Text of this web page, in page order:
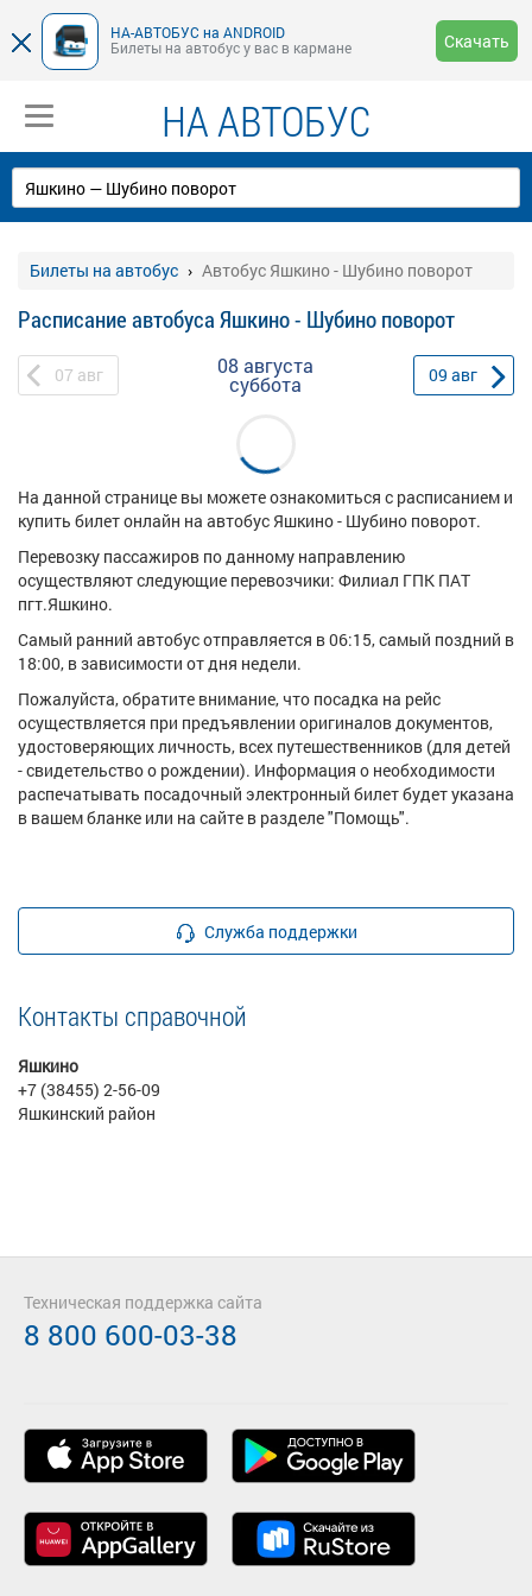
НА-АВТОБУС на ANDROID
Билеты на автобус у вас в кармане
Скачать
НА АВТОБУС
Билеты на автобус Автобус Яшкино - Шубино поворот
Расписание автобуса Яшкино - Шубино поворот
07 авг 08 августа
суббота 09 авг
На данной странице вы можете ознакомиться с расписанием и
купить билет онлайн на автобус Яшкино - Шубино поворот.
Перевозку пассажиров по данному направлению
осуществляют следующие перевозчики: Филиал ГПК ПАТ
пгт.Яшкино.
Самый ранний автобус отправляется в 06:15, самый поздний в
18:00, в зависимости от дня недели.
Пожалуйста, обратите внимание, что посадка на рейс
осуществляется при предъявлении оригиналов документов,
удостоверяющих личность, всех путешественников (для детей
- свидетельство о рождении). Информация о необходимости
распечатывать посадочный электронный билет будет указана
в вашем бланке или на сайте в разделе "Помощь".
Служба поддержки
Контакты справочной
Яшкино
+7 (38455) 2-56-09
Яшкинский район
Техническая поддержка сайта
8 800 600-03-38